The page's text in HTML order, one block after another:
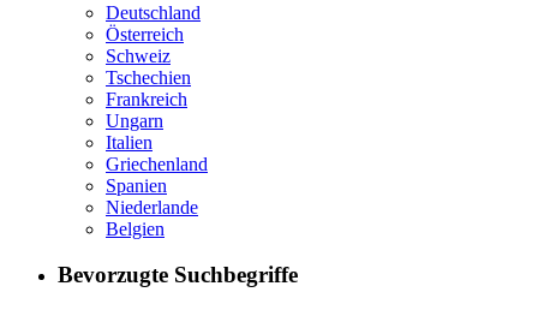
Deutschland
Österreich
Schweiz
Tschechien
Frankreich
Ungarn
Italien
Griechenland
Spanien
Niederlande
Belgien
Bevorzugte Suchbegriffe